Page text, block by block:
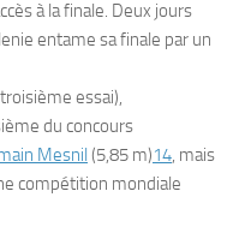
à la finale. Deux jours
entame sa finale par un
essai),
du concours
Mesnil (5,85 m)14, mais
compétition mondiale